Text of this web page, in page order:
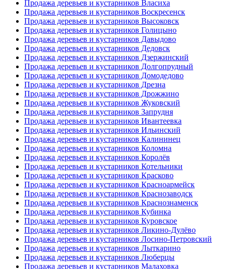
Продажа деревьев и кустарников Власиха
Продажа деревьев и кустарников Воскресенск
Продажа деревьев и кустарников Высоковск
Продажа деревьев и кустарников Голицыно
Продажа деревьев и кустарников Давыдово
Продажа деревьев и кустарников Дедовск
Продажа деревьев и кустарников Дзержинский
Продажа деревьев и кустарников Долгопрудный
Продажа деревьев и кустарников Домодедово
Продажа деревьев и кустарников Дрезна
Продажа деревьев и кустарников Дрожжино
Продажа деревьев и кустарников Жуковский
Продажа деревьев и кустарников Запрудня
Продажа деревьев и кустарников Ивантеевка
Продажа деревьев и кустарников Ильинский
Продажа деревьев и кустарников Калининец
Продажа деревьев и кустарников Коломна
Продажа деревьев и кустарников Королёв
Продажа деревьев и кустарников Котельники
Продажа деревьев и кустарников Красково
Продажа деревьев и кустарников Красноармейск
Продажа деревьев и кустарников Краснозаводск
Продажа деревьев и кустарников Краснознаменск
Продажа деревьев и кустарников Кубинка
Продажа деревьев и кустарников Куровское
Продажа деревьев и кустарников Ликино-Дулёво
Продажа деревьев и кустарников Лосино-Петровский
Продажа деревьев и кустарников Лыткарино
Продажа деревьев и кустарников Люберцы
Продажа деревьев и кустарников Малаховка